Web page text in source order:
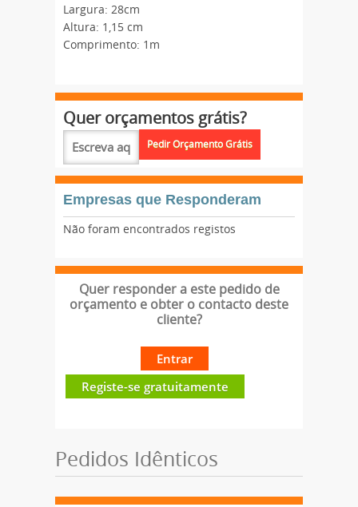
Largura: 28cm
Altura: 1,15 cm
Comprimento: 1m
Quer orçamentos grátis?
Empresas que Responderam
Não foram encontrados registos
Quer responder a este pedido de
orçamento e obter o contacto deste
cliente?
Entrar
Registe-se gratuitamente
Pedidos Idênticos